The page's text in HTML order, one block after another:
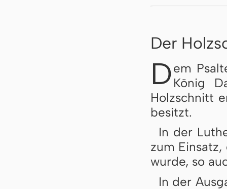
Der
Dem
König
Holzschnitt
besitzt.
In der
zum
wurde, so
In der